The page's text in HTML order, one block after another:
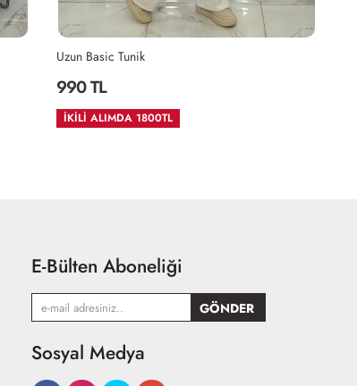
Uzun Basic Tunik
990 TL
İKİLİ ALIMDA 1800TL
E-Bülten Aboneliği
Sosyal Medya